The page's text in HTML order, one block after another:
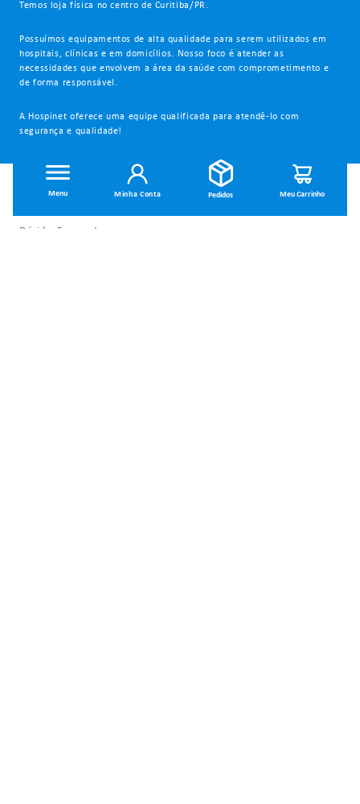
Minha Conta
Temos loja física no centro de Curitiba/PR.
Possuímos equipamentos de alta qualidade para serem utilizados em
hospitais, clínicas e em domicílios. Nosso foco é atender as
necessidades que envolvem a área da saúde com comprometimento e
de forma responsável.
A Hospinet oferece uma equipe qualificada para atendê-lo com
segurança e qualidade!
INSTITUCIONAL
Dúvidas Frequentes